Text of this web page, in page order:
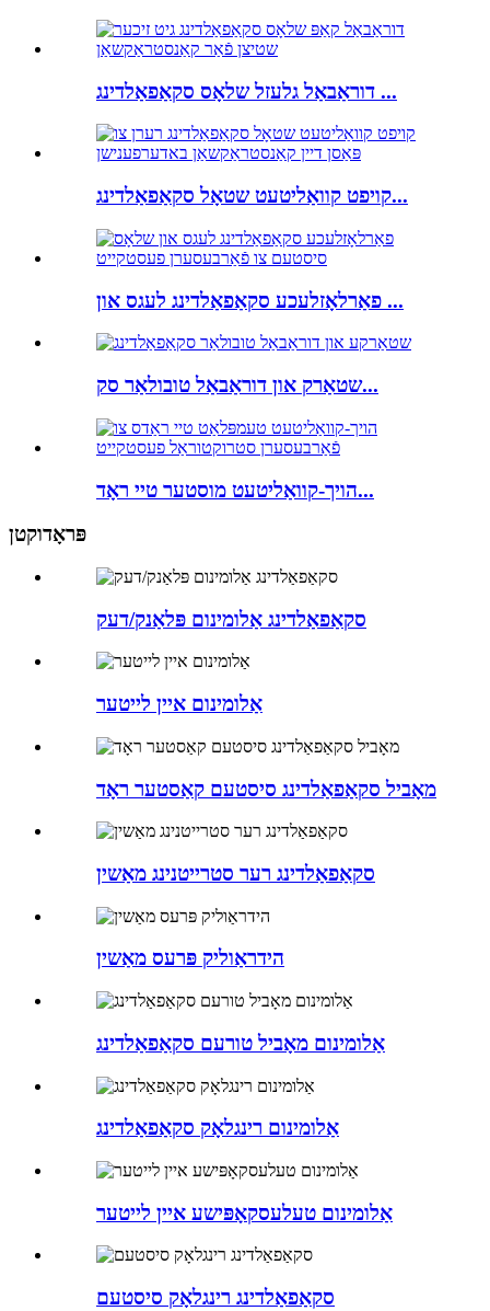
דוראַבאַל גלעזל שלאָס סקאַפאַלדינג ...
קויפט קוואַליטעט שטאָל סקאַפאַלדינג...
פאַרלאָזלעכע סקאַפאַלדינג לעגס און ...
שטאַרק און דוראַבאַל טובולאַר סק...
הויך-קוואַליטעט מוסטער טיי ראָד...
פּראָדוקטן
סקאַפאַלדינג אַלומינום פּלאַנק/דעק
אַלומינום איין לייטער
מאָביל סקאַפאַלדינג סיסטעם קאַסטער ראָד
סקאַפאַלדינג רער סטרייטנינג מאַשין
הידראַוליק פּרעס מאַשין
אַלומינום מאָביל טורעם סקאַפאַלדינג
אַלומינום רינגלאָק סקאַפאַלדינג
אַלומינום טעלעסקאָפּישע איין לייטער
סקאַפאַלדינג רינגלאָק סיסטעם